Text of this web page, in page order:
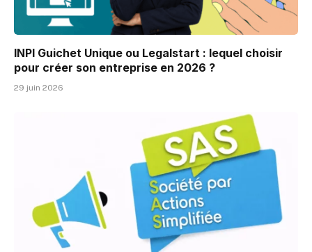
INPI Guichet Unique ou Legalstart : lequel choisir
pour créer son entreprise en 2026 ?
29 juin 2026